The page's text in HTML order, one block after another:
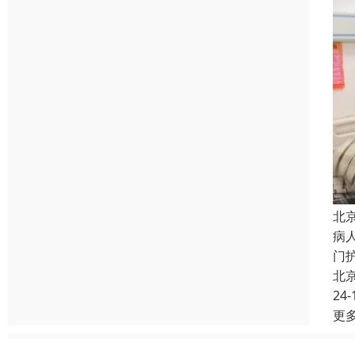
北
病
门
北
24-
更